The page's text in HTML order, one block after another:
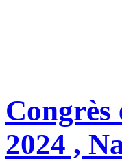
Congrès
2024 ,